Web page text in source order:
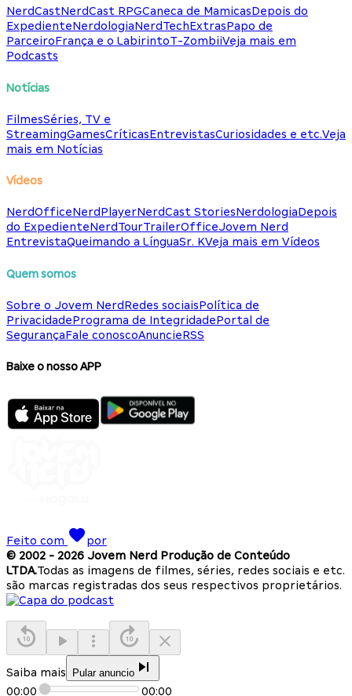
NerdCastNerdCast RPGCaneca de MamicasDepois do
ExpedienteNerdologiaNerdTechExtrasPapo de
ParceiroFrança e o LabirintoT-ZombiiVeja mais em
Podcasts
Notícias
FilmesSéries, TV e
StreamingGamesCríticasEntrevistasCuriosidades e etc.Veja
mais em Notícias
Vídeos
NerdOfficeNerdPlayerNerdCast StoriesNerdologiaDepois
do ExpedienteNerdTourTrailerOfficeJovem Nerd
EntrevistaQueimando a LínguaSr. KVeja mais em Vídeos
Quem somos
Sobre o Jovem NerdRedes sociaisPolítica de
PrivacidadePrograma de IntegridadePortal de
SegurançaFale conoscoAnuncieRSS
Baixe o nosso APP
Feito com
por
© 2002 - 2026 Jovem Nerd Produção de Conteúdo
LTDA.Todas as imagens de filmes, séries, redes sociais e etc.
são marcas registradas dos seus respectivos proprietários.
Saiba mais Pular anuncio
00:00 00:00